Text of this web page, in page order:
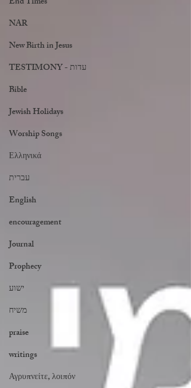
NAR
New Birth in Jesus
TESTIMONY - עדות
Bible
Jewish Holidays
Worship Songs
Ελληνικά
עברית
English
encouragement
Journal
Prophecy
ישוע
משיח
praise
writings
Αγρυπνείτε, λοιπόν